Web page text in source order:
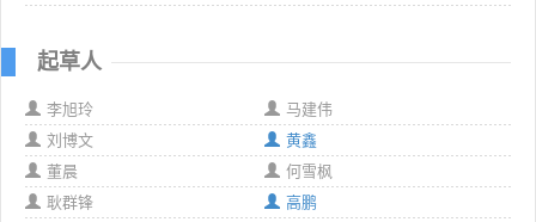
起草人
李旭玲
马建伟
刘博文
黄鑫
董晨
何雪枫
耿群锋
高鹏